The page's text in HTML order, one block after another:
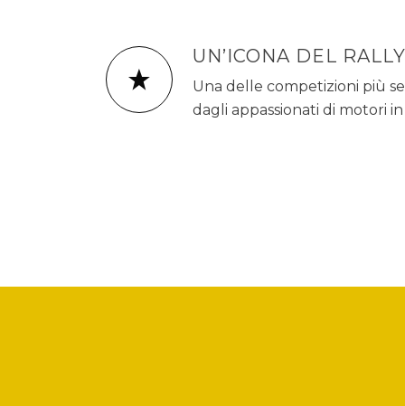
UN’ICONA DEL
Una delle competizioni più
dagli appassionati di motori